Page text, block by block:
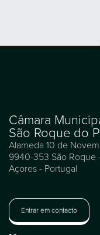
Câmara
São Roque do
Alameda 10 de
9940-353 São Roque
Açores - Portugal
Entrar em contacto